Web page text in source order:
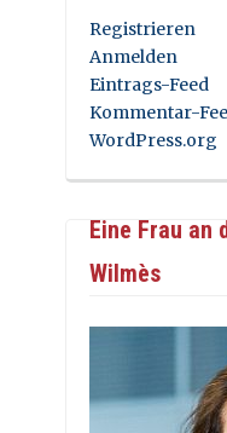
Registrieren
Anmelden
Eintrags-Feed
Kommentar-
WordPress.org
Eine Frau an
Wilmès